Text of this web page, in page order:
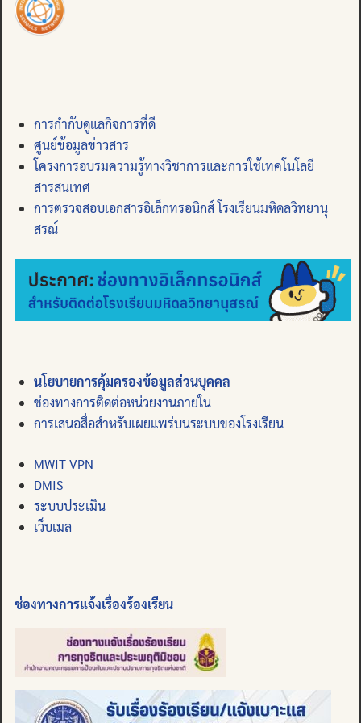
การกำกับดูแลกิจการที่ดี
ศูนย์ข้อมูลข่าวสาร
โครงการอบรมความรู้ทางวิชาการและการใช้เทคโนโลยี
สารสนเทศ
การตรวจสอบเอกสารอิเล็กทรอนิกส์ โรงเรียนมหิดลวิทยานุ
สรณ์
นโยบายการคุ้มครองข้อมูลส่วนบุคคล
ช่องทางการติดต่อหน่วยงานภายใน
การเสนอสื่อสำหรับเผยแพร่บนระบบของโรงเรียน
MWIT VPN
DMIS
ระบบประเมิน
เว็บเมล
ช่องทางการแจ้งเรื่องร้องเรียน